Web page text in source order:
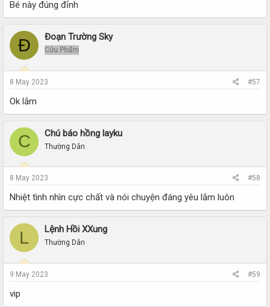
Bé này đúng đỉnh
Đ Đoạn Trường Sky
Cửu Phẩm
8 May 2023 #57
Ok lắm
C Chú báo hồng layku
Thường Dân
8 May 2023 #58
Nhiệt tình nhìn cực chất và nói chuyện đáng yêu lắm luôn
L Lệnh Hồi XXung
Thường Dân
9 May 2023 #59
vip